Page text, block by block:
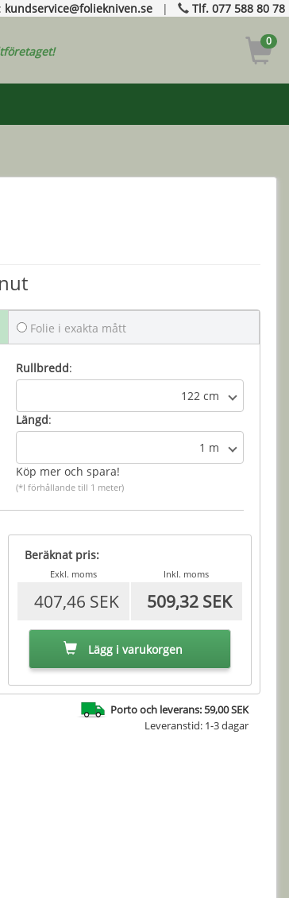
kundservice@foliekniven.se | Tlf. 077 588 80 78
0
Folie i exakta mått
Rullbredd:
122 cm
Längd:
1 m
Köp mer och spara!
(*I förhållande till 1 meter)
Beräknat pris:
Exkl. moms Inkl. moms
407,46 SEK 509,32 SEK
Lägg i varukorgen
Porto och leverans: 59,00 SEK
Leveranstid: 1-3 dagar